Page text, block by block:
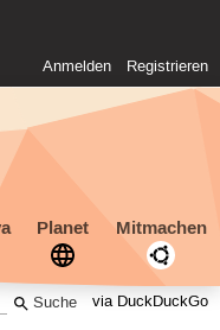
Anmelden Registrieren
Planet Mitmachen
via DuckDuckGo